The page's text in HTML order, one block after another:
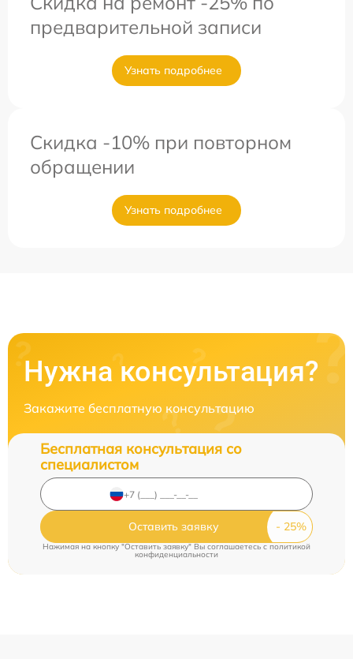
предварительной записи
Узнать подробнее
Скидка -10% при повторном
обращении
Узнать подробнее
Нужна консультация?
Закажите бесплатную консультацию
Бесплатная консультация со
специалистом
Оставить заявку
Нажимая на кнопку "Оставить заявку" Вы соглашаетесь cполитикой
конфиденциальности